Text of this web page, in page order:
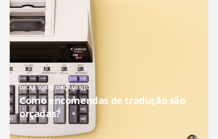
DICAS SOBRE ORÇAMENTO
Como encomendas de tradução são
orçadas?